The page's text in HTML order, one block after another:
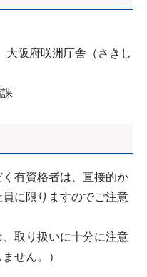
阪府咲洲庁舎（さきし
有資格者は、直接的か
に限りますのでご注意
、取り扱いに十分に注意
せん。）